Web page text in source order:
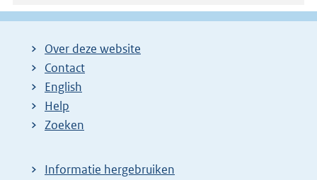
Over deze website
Contact
English
Help
Zoeken
Informatie hergebruiken